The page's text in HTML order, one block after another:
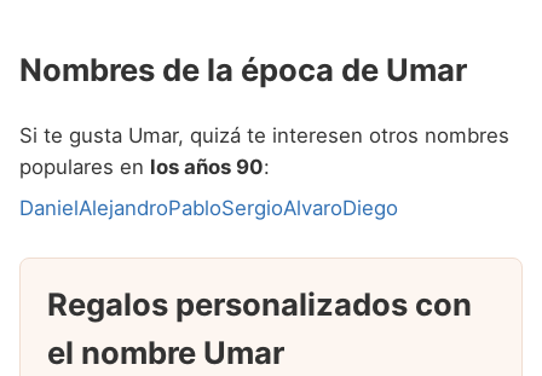
Nombres de la época de Umar
Si te gusta Umar, quizá te interesen otros nombres
populares en los años 90:
DanielAlejandroPabloSergioAlvaroDiego
Regalos personalizados con
el nombre Umar